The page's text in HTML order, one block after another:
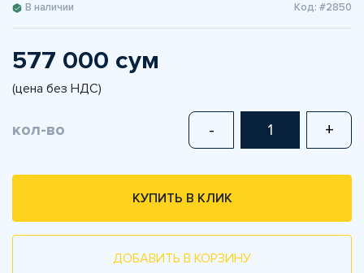
В наличии Код: #2850
577 000 сум
(цена без НДС)
кол-во - +
КУПИТЬ В КЛИК
ДОБАВИТЬ В КОРЗИНУ